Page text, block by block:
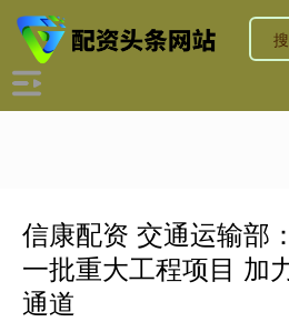
信康配资 交通运输部
一批重大工程项目 加
通道